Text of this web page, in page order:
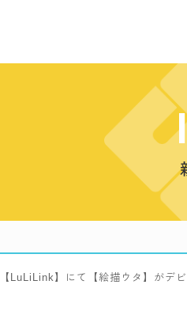
LuLiLink】にて【絵描ウタ】がデ